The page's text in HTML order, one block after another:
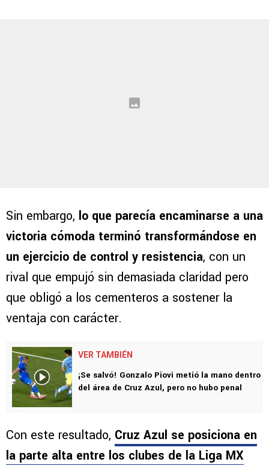
Sin embargo, lo que parecía encaminarse a una
victoria cómoda terminó transformándose en
un ejercicio de control y resistencia, con un
rival que empujó sin demasiada claridad pero
que obligó a los cementeros a sostener la
ventaja con carácter.
VER TAMBIÉN
¡Se salvó! Gonzalo Piovi metió la mano dentro
del área de Cruz Azul, pero no hubo penal
Con este resultado, Cruz Azul se posiciona en
la parte alta entre los clubes de la Liga MX